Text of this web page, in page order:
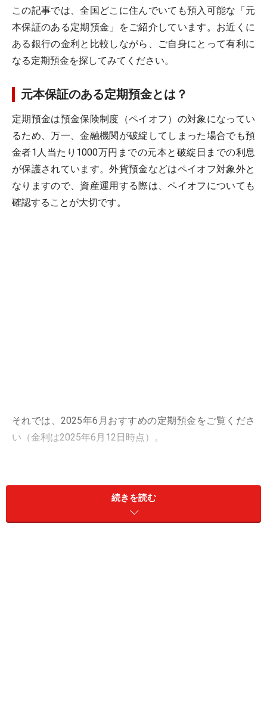
この記事では、全国どこに住んでいても預入可能な「元
本保証のある定期預金」をご紹介しています。お近くに
ある銀行の金利と比較しながら、ご自身にとって有利に
なる定期預金を探してみてください。
元本保証のある定期預金とは？
定期預金は預金保険制度（ペイオフ）の対象になってい
るため、万一、金融機関が破綻してしまった場合でも預
金者1人当たり1000万円までの元本と破綻日までの利息
が保護されています。外貨預金などはペイオフ対象外と
なりますので、資産運用する際は、ペイオフについても
確認することが大切です。
それでは、2025年6月おすすめの定期預金をご覧くださ
い（金利は2025年6月12日時点）。
めの銀行9つ
金利の高いものから順にご紹介していきます。
続きを読む